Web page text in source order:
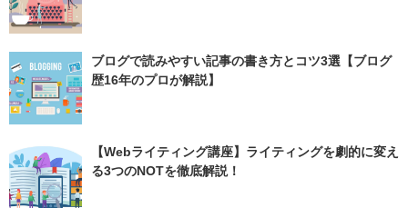
ブログで読みやすい記事の書き方とコツ3選【ブログ
歴16年のプロが解説】
【Webライティング講座】ライティングを劇的に変え
る3つのNOTを徹底解説！